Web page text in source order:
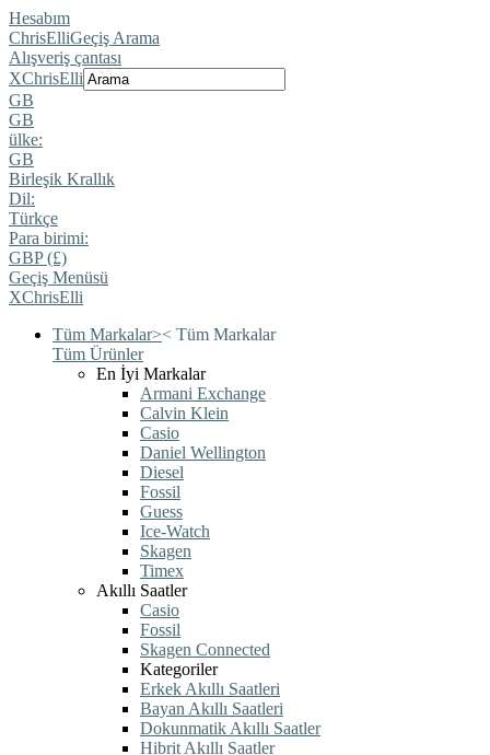
Hesabım
ChrisElliGeçiş Arama
Alışveriş çantası
XChrisElli
GB
GB
ülke:
GB
Birleşik Krallık
Dil:
Türkçe
Para birimi:
GBP (£)
Geçiş Menüsü
XChrisElli
Tüm Markalar>< Tüm Markalar
Tüm Ürünler
En İyi Markalar
Armani Exchange
Calvin Klein
Casio
Daniel Wellington
Diesel
Fossil
Guess
Ice-Watch
Skagen
Timex
Akıllı Saatler
Casio
Fossil
Skagen Connected
Kategoriler
Erkek Akıllı Saatleri
Bayan Akıllı Saatleri
Dokunmatik Akıllı Saatler
Hibrit Akıllı Saatler